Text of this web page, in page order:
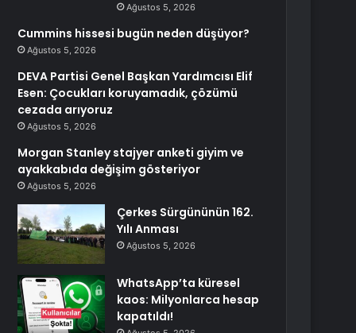
Ağustos 5, 2026
Cummins hissesi bugün neden düşüyor?
Ağustos 5, 2026
DEVA Partisi Genel Başkan Yardımcısı Elif
Esen: Çocukları koruyamadık, çözümü
cezada arıyoruz
Ağustos 5, 2026
Morgan Stanley stajyer anketi giyim ve
ayakkabıda değişim gösteriyor
Ağustos 5, 2026
Çerkes Sürgününün 162.
Yılı Anması
Ağustos 5, 2026
WhatsApp’ta küresel
kaos: Milyonlarca hesap
kapatıldı!